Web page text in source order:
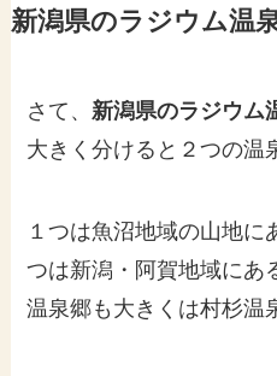
新潟県のラジウム温
さて、新潟県のラジウム
大きく分けると２つの温
１つは魚沼地域の山地に
つは新潟・阿賀地域にあ
温泉郷も大きくは村杉温